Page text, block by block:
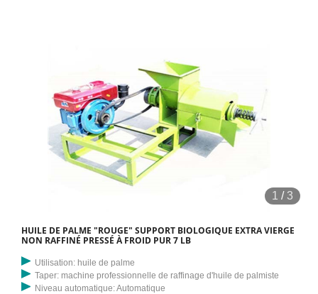
1 /3
HUILE DE PALME "ROUGE" SUPPORT BIOLOGIQUE EXTRA VIERGE
NON RAFFINÉ PRESSÉ À FROID PUR 7 LB
Utilisation: huile de palme
Taper: machine professionnelle de raffinage d'huile de palmiste
Niveau automatique: Automatique